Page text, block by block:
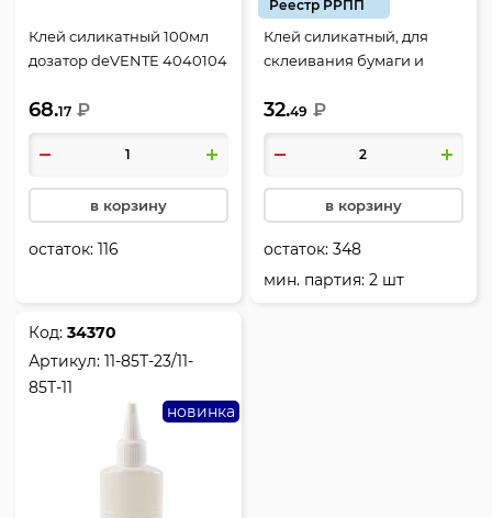
Клей силикатный 100мл
дозатор deVENTE 4040104
68.17 ₽
в корзину
остаток:116
Реестр РРПП
Клей силикатный, для
склеивания бумаги и
Клей-ка, Карандаш,
КС-110/НФ-00000344
32.49 ₽
в корзину
остаток:348
мин. партия: 2 шт
Код:34370
Артикул:11-85Т-23/11-
85Т-11
новинка